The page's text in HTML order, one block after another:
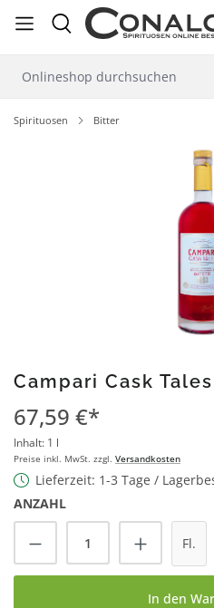
springen
Spirituosen Bitter
Campari Cask
67,59 €*
Inhalt: 1 l
Preise inkl. MwSt. zzgl. Versandkosten
Lieferzeit: 1-3 Tage /
ANZAHL
Produkt Anzahl: Fl.
In den